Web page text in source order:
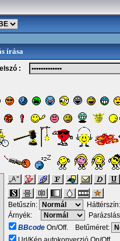
írása
:
Betűszín:
Háttérszín:
Árnyék:
BBcodeOn/Off. Betűméret: